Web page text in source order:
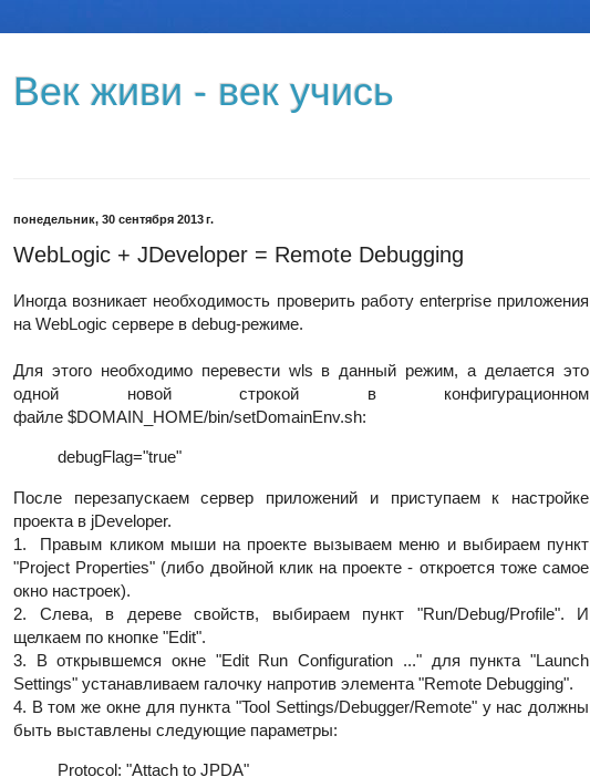
Век живи - век учись
понедельник, 30 сентября 2013 г.
WebLogic + JDeveloper = Remote Debugging
Иногда возникает необходимость проверить работу enterprise приложения
на WebLogic сервере в debug-режиме.
Для этого необходимо перевести wls в данный режим, а делается это
одной новой строкой в конфигурационном
файле $DOMAIN_HOME/bin/setDomainEnv.sh:
debugFlag="true"
После перезапускаем сервер приложений и приступаем к настройке
проекта в jDeveloper.
1. Правым кликом мыши на проекте вызываем меню и выбираем пункт
"Project Properties" (либо двойной клик на проекте - откроется тоже самое
окно настроек).
2. Слева, в дереве свойств, выбираем пункт "Run/Debug/Profile". И
щелкаем по кнопке "Edit".
3. В открывшемся окне "Edit Run Configuration ..." для пункта "Launch
Settings" устанавливаем галочку напротив элемента "Remote Debugging".
4. В том же окне для пункта "Tool Settings/Debugger/Remote" у нас должны
быть выставлены следующие параметры:
Protocol: "Attach to JPDA"